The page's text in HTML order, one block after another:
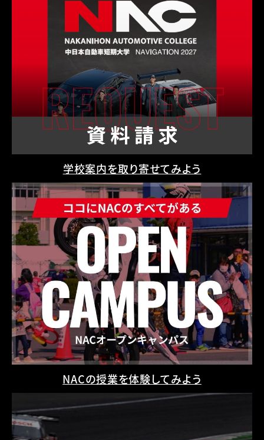
学校案内を取り寄せてみよう
NACの授業を体験してみよう